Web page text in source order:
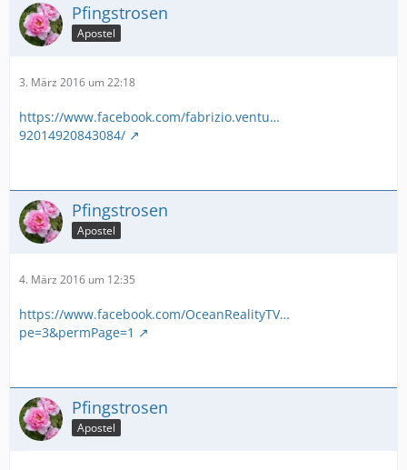
Pfingstrosen
Apostel
3. März 2016 um 22:18
https://www.facebook.com/fabrizio.ventu…
92014920843084/
Pfingstrosen
Apostel
4. März 2016 um 12:35
https://www.facebook.com/OceanRealityTV…
pe=3&permPage=1
Pfingstrosen
Apostel